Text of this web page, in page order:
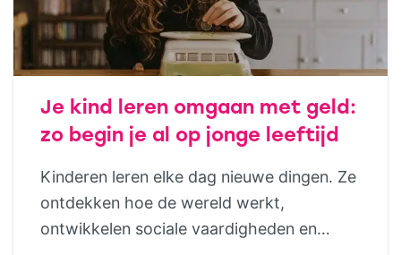
Je kind leren omgaan met geld:
zo begin je al op jonge leeftijd
Kinderen leren elke dag nieuwe dingen. Ze
ontdekken hoe de wereld werkt,
ontwikkelen sociale vaardigheden en